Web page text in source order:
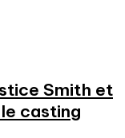
Smith et
casting